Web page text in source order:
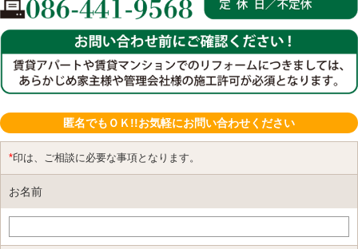
匿名でもＯＫ!!お気軽にお問い合わせください
*印は、ご相談に必要な事項となります。
お名前